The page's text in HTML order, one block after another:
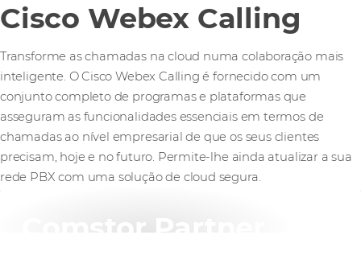
Cisco Webex Calling
Transforme as chamadas na cloud numa colaboração mais
inteligente. O Cisco Webex Calling é fornecido com um
conjunto completo de programas e plataformas que
asseguram as funcionalidades essenciais em termos de
chamadas ao nível empresarial de que os seus clientes
precisam, hoje e no futuro. Permite-lhe ainda atualizar a sua
rede PBX com uma solução de cloud segura.
Comstor Partner